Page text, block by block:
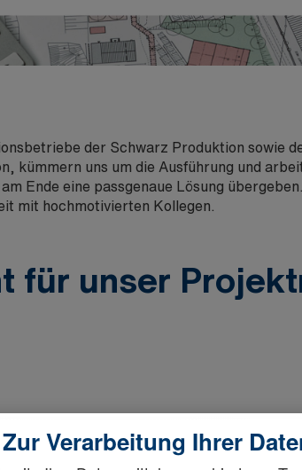
der Schwarz Produktion sowie
kümmern uns um die Ausführung und
Ende eine passgenaue Lösung
mit hochmotivierten Kollegen.
für unser
Verarbeitung Ihrer